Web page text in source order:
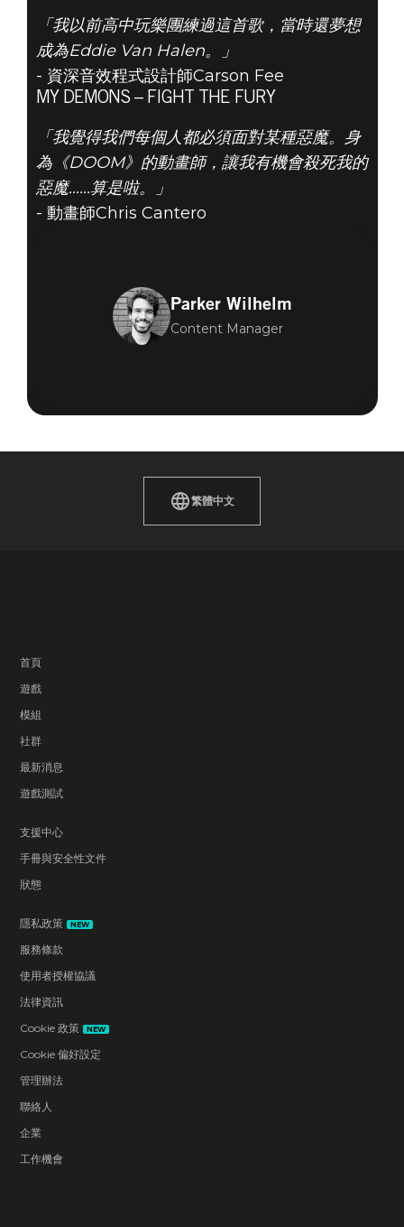
「我以前高中玩樂團練過這首歌，當時還夢想
成為Eddie Van Halen。」
- 資深音效程式設計師Carson Fee
MY DEMONS – FIGHT THE FURY
「我覺得我們每個人都必須面對某種惡魔。身
為《DOOM》的動畫師，讓我有機會殺死我的
惡魔......算是啦。」
- 動畫師Chris Cantero
Parker Wilhelm
Content Manager
繁體中文
首頁
遊戲
模組
社群
最新消息
遊戲測試
支援中心
手冊與安全性文件
狀態
隱私政策 NEW
服務條款
使用者授權協議
法律資訊
Cookie 政策
NEW
Cookie 偏好設定
管理辦法
聯絡人
企業
工作機會